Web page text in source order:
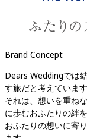
Brand Concept
Dears Weddingでは
す旅だと考えています
それは、想いを重ね
に歩むおふたりの絆
おふたりの想いに寄